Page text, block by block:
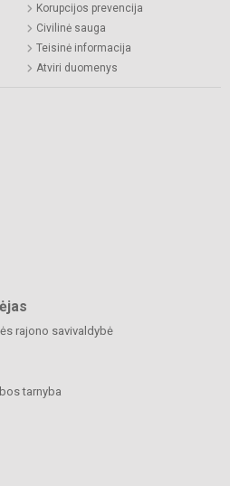
Korupcijos prevencija
Civilinė sauga
Teisinė informacija
Atviri duomenys
rajono savivaldybė
tarnyba